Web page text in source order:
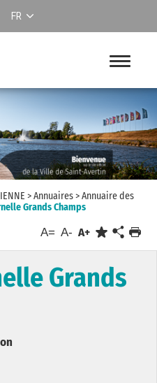
FR
>Annuaires>Annuaire des
Grands Champs
A= A- A+
Grands